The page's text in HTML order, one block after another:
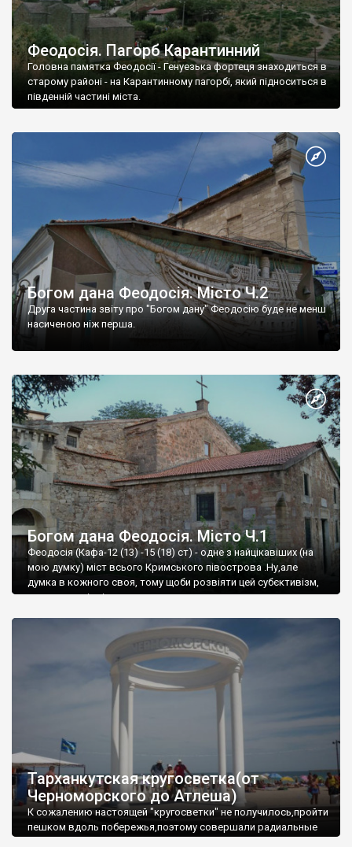
Феодосія. Пагорб Карантинний
Головна памятка Феодосії - Генуезька фортеця знаходиться в
старому районі - на Карантинному пагорбі, який підноситься в
південній частині міста.
Богом дана Феодосія. Місто Ч.2
Друга частина звіту про "Богом дану" Феодосію буде не менш
насиченою ніж перша.
Богом дана Феодосія. Місто Ч.1
Феодосія (Кафа-12 (13) -15 (18) ст) - одне з найцікавіших (на
мою думку) міст всього Кримського півострова .Ну,але
думка в кожного своя, тому щоби розвіяти цей субєктивізм,
запрошую відвідати це
Тарханкутская кругосветка(от
Черноморского до Атлеша)
К сожалению настоящей "кругосветки" не получилось,пройти
пешком вдоль побережья,поэтому совершали радиальные